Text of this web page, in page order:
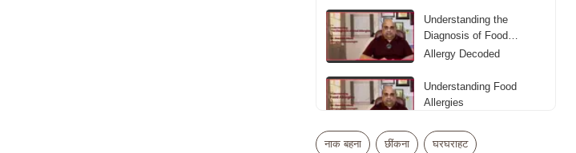
Understanding the
Diagnosis of Food
Allergies
Allergy Decoded
Understanding Food
Allergies
नाक बहना छींकना घरघराहट